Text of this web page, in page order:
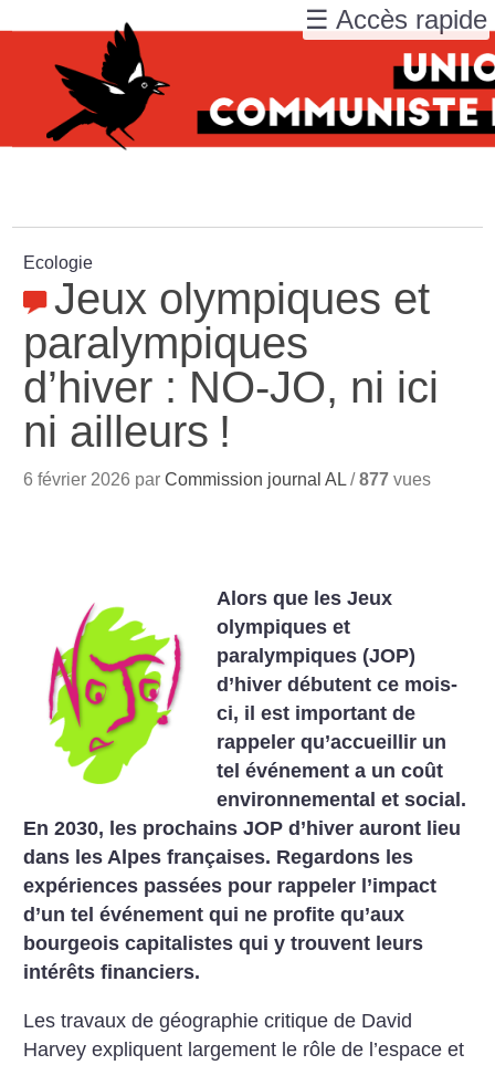
Ecologie
Jeux olympiques et
paralympiques
d’hiver : NO-JO, ni ici
ni ailleurs !
6 février 2026 parCommission journal AL /877 vues
Alors que les Jeux
olympiques et
paralympiques (JOP)
d’hiver débutent ce mois-
ci, il est important de
rappeler qu’accueillir un
tel événement a un coût
environnemental et social.
En 2030, les prochains JOP d’hiver auront lieu
dans les Alpes françaises. Regardons les
expériences passées pour rappeler l’impact
d’un tel événement qui ne profite qu’aux
bourgeois capitalistes qui y trouvent leurs
intérêts financiers.
Les travaux de géographie critique de David
Harvey expliquent largement le rôle de l’espace et
☰ Accès rapide